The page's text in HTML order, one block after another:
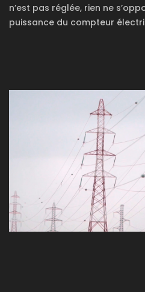
n’est pas réglée, rien ne
puissance du compteur